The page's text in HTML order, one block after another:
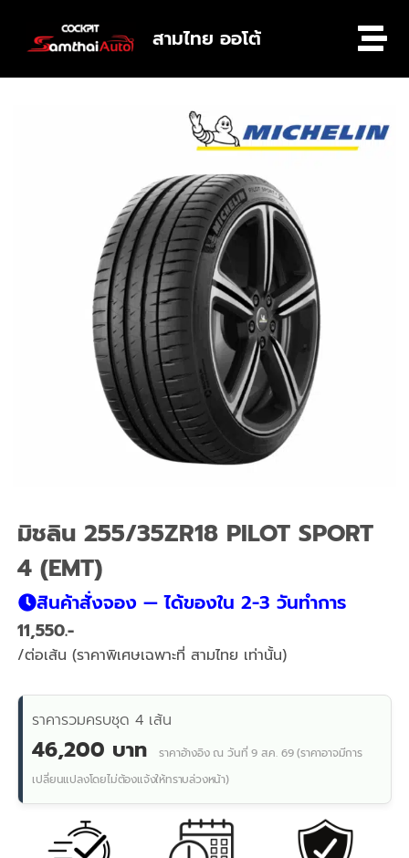
สามไทย ออโต้
มิชลิน 255/35ZR18 PILOT SPORT
4 (EMT)
สินค้าสั่งจอง — ได้ของใน 2-3 วันทำการ
11,550
/ต่อเส้น (ราคาพิเศษเฉพาะที่ สามไทย เท่านั้น)
ราคารวมครบชุด 4 เส้น
46,200 บาท
ราคาอ้างอิง ณ วันที่ 9 ส.ค. 69 (ราคาอาจมีการ
เปลี่ยนแปลงโดยไม่ต้องแจ้งให้ทราบล่วงหน้า)